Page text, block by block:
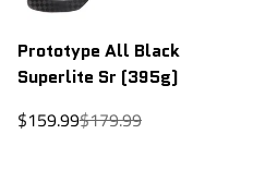
Prototype All Black
Superlite Sr (395g)
Prix
$159.99Prix
$179.99